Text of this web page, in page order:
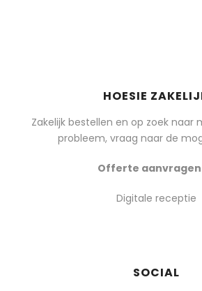
HOESIE
Zakelijk bestellen en op zoek naar
probleem, vraag naar de
Offerte aanvragen
Digitale receptie
SOCIAL